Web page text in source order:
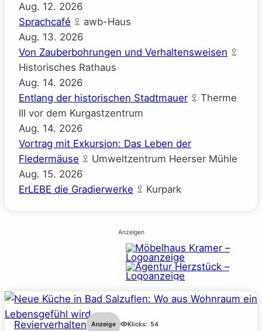
Aug. 12. 2026
Sprachcafé
awb-Haus
Aug. 13. 2026
Von Zauberbohrungen und Verhaltensweisen
Historisches Rathaus
Aug. 14. 2026
Entlang der historischen Stadtmauer
Therme
III vor dem Kurgastzentrum
Aug. 14. 2026
Vortrag mit Exkursion: Das Leben der
Fledermäuse
Umweltzentrum Heerser Mühle
Aug. 15. 2026
ErLEBE die Gradierwerke
Kurpark
Anzeigen
Revierverhalten Anzeige Klicks: 54